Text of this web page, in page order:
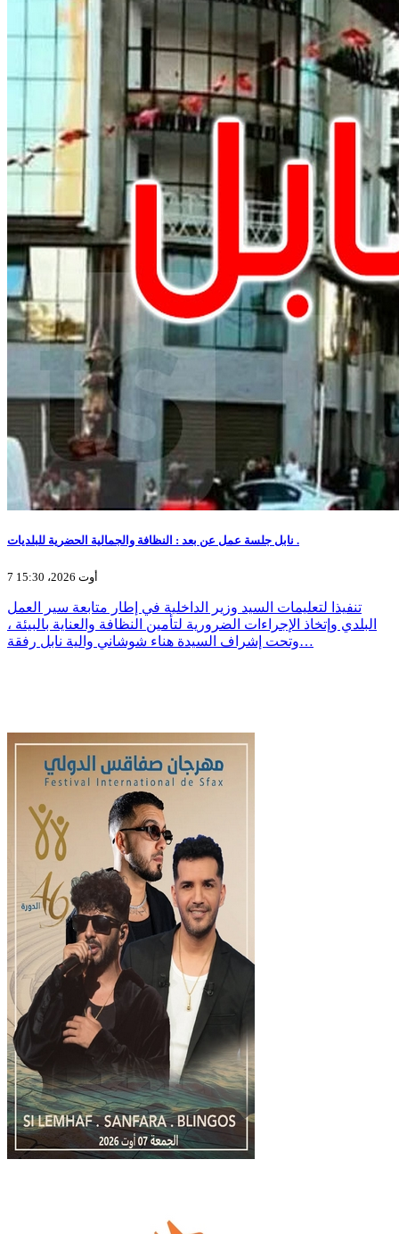
نابل جلسة عمل عن بعد : النظافة والجمالية الحضرية للبلديات .
7 أوت 2026، 15:30
تنفيذا لتعليمات السيد وزير الداخلية في إطار متابعة سير العمل
البلدي وإتخاذ الإجراءات الضرورية لتأمين النظافة والعناية بالبيئة ،
وتحت إشراف السيدة هناء شوشاني والية نابل رفقة…